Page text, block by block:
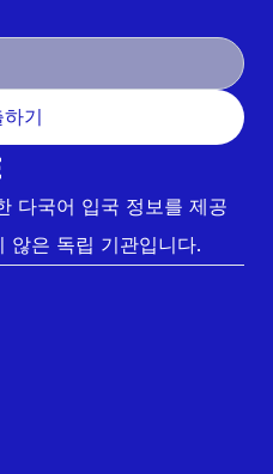
기
다국어 입국 정보를 제공
않은 독립 기관입니다.